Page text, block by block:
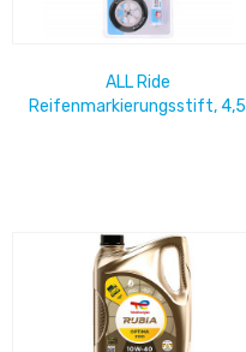
ALL Ride
Reifenmarkierungsstift, 4,5